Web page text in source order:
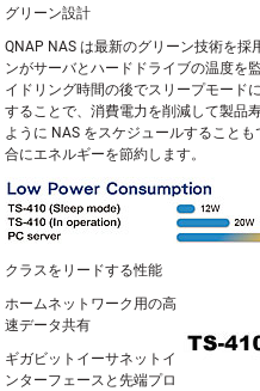
グリーン設計
QNAP NAS は最新のグリーン技術を
ンがサーバとハードドライブの温度を
イドリング時間の後でスリープモード
することで、消費電力を削減して製品
ように NAS をスケジュールすること
合にエネルギーを節約します。
クラスをリードする性能
ホームネットワーク用の高
速データ共有
ギガビットイーサネットイ
ンターフェースと先端プロ